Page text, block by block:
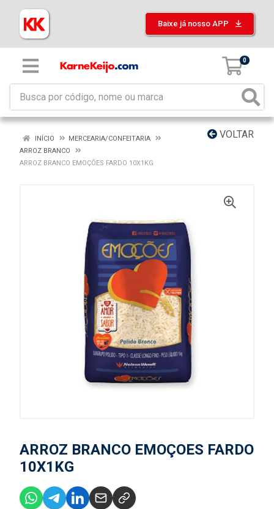
Baixe já nosso APP
0
VOLTAR
INÍCIO
MERCEARIA/CONFEITARIA
ARROZ BRANCO
ARROZ BRANCO EMOÇÕES FARDO 10X1KG
ARROZ BRANCO EMOÇOES FARDO
10X1KG